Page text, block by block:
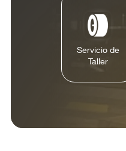
Servicio de
Taller